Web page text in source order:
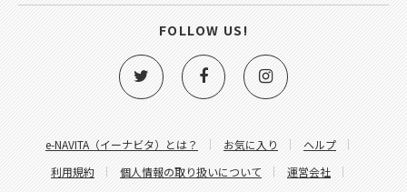
e-NAVITA（イーナビタ）とは？ お気に入り
ヘルプ
利用規約
個人情報の取り扱いについて
運営会社
FOLLOW US!